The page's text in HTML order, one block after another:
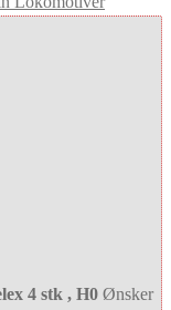
4 stk , H0 Ønsker